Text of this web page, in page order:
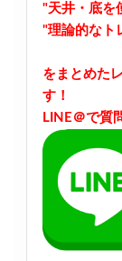
"天井・底を
"理論的なト
をまとめた
す！
LINE＠で質